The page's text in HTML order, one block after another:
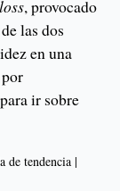
, provocado
las dos
en una
ir sobre